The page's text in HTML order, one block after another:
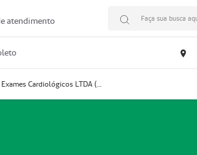
atendimento Faça sua busca
Prestador Decordis Exames Cardiológicos LTDA (51004347-4)